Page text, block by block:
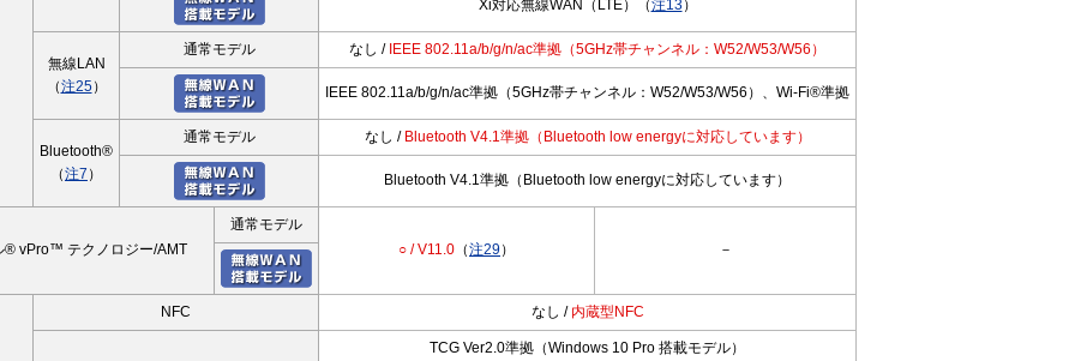
Xi対応無線WAN（LTE）（注13）
無線LAN
（注25）
通常モデル なし / IEEE 802.11a/b/g/n/ac準拠（5GHz帯チャンネル：W52/W53/W56）
IEEE 802.11a/b/g/n/ac準拠（5GHz帯チャンネル：W52/W53/W56）、Wi-Fi®準拠
Bluetooth®
（注7 ）
通常モデル なし / Bluetooth V4.1準拠（Bluetooth low energyに対応しています）
Bluetooth V4.1準拠（Bluetooth low energyに対応しています）
® vPro™ テクノロジー/AMT
通常モデル
○ / V11.0 （注29） －
NFC なし / 内蔵型NFC
TCG Ver2.0準拠（Windows 10 Pro 搭載モデル）